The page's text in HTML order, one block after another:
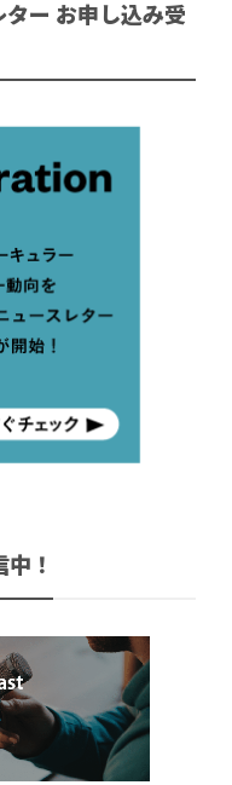
ー お申し込み受
！